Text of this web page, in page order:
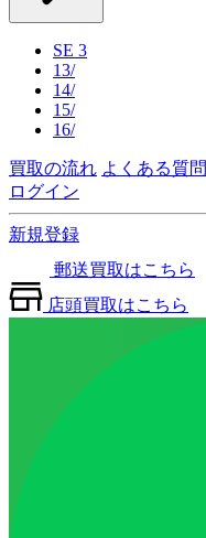
SE 3
13/
14/
15/
16/
買取の流れ よくある質問
ログイン
新規登録
郵送買取はこちら
店頭買取はこちら